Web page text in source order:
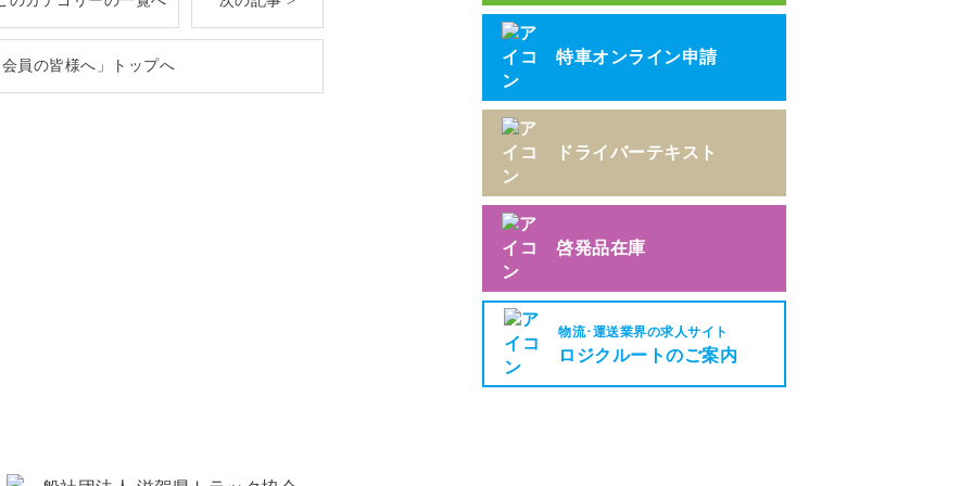
会員の皆様へ」トップへ 特車オンライン申請
ドライバーテキスト
啓発品在庫
物流･運送業界の求人サイト
ロジクルートのご案内